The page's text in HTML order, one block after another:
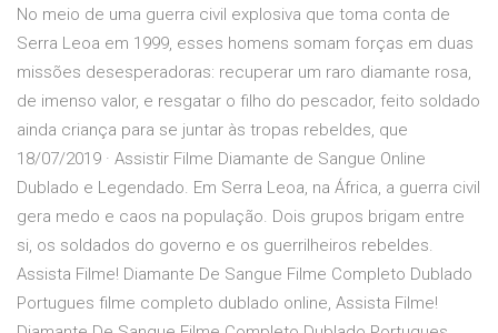
No meio de uma guerra civil explosiva que toma conta de
Serra Leoa em 1999, esses homens somam forças em duas
missões desesperadoras: recuperar um raro diamante rosa,
de imenso valor, e resgatar o filho do pescador, feito soldado
ainda criança para se juntar às tropas rebeldes, que
18/07/2019 · Assistir Filme Diamante de Sangue Online
Dublado e Legendado. Em Serra Leoa, na África, a guerra civil
gera medo e caos na população. Dois grupos brigam entre
si, os soldados do governo e os guerrilheiros rebeldes.
Assista Filme! Diamante De Sangue Filme Completo Dublado
Portugues filme completo dublado online, Assista Filme!